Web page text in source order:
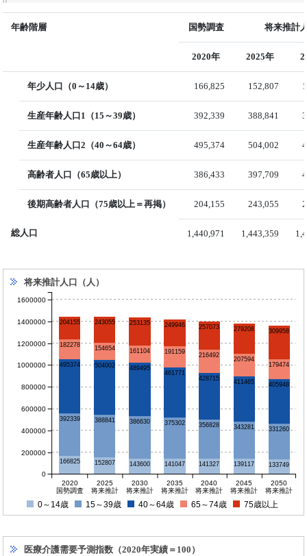
年齢階層 国勢調査 将来推計
2020年 2025年
年少人口（0～14歳） 166,825 152,807
生産年齢人口1（15～39歳） 392,339 388,841
生産年齢人口2（40～64歳） 495,374 504,002
高齢者人口（65歳以上） 386,433 397,709
後期高齢者人口（75歳以上＝再掲） 204,155 243,055
総人口 1,440,971 1,443,359
将来推計人口（人）
166825 152807 143600 141047 141327 139117 133749
392339 388841 386630 375302 356828 343281 331260
495374 504002 489495
461771
428715
411465 405948
182278
154654 161104 191159 216492
207594
179474
204155 243055 253135 249946 257073 279208 309958
2020
国勢調査
2025
将来推計
2030
将来推計
2035
将来推計
2040
将来推計
2045
将来推計
2050
将来推計
0
200000
400000
600000
800000
1000000
1200000
1400000
1600000
0～14歳 15～39歳 40～64歳 65～74歳 75歳以上
医療介護需要予測指数（2020年実績＝100）